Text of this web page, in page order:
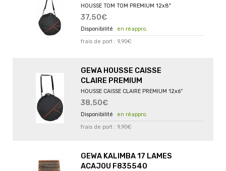
HOUSSE TOM TOM PREMIUM 12x8"
37,50€
en réappro.
frais de port : 9,90€
GEWA HOUSSE CAISSE
CLAIRE PREMIUM
HOUSSE CAISSE CLAIRE PREMIUM 12x6''
38,50€
en réappro.
frais de port : 9,90€
GEWA KALIMBA 17 LAMES
ACAJOU F835540